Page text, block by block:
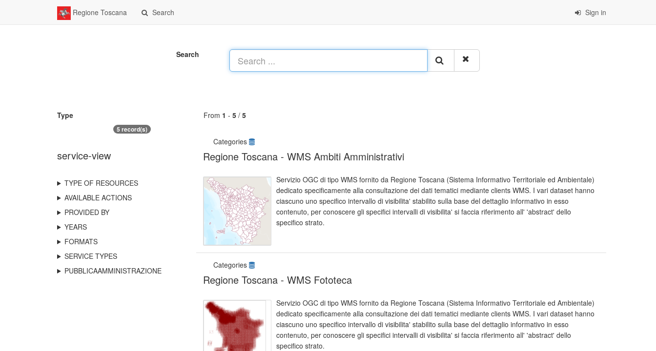
Regione Toscana Search Sign in
Search
Type
service-view
5 record(s)
TYPE OF RESOURCES
AVAILABLE ACTIONS
PROVIDED BY
YEARS
FORMATS
SERVICE TYPES
PUBBLICAAMMINISTRAZIONE
From 1 - 5 / 5
Categories
Regione Toscana - WMS Ambiti Amministrativi
Servizio OGC di tipo WMS fornito da Regione Toscana (Sistema Informativo Territoriale ed Ambientale)
dedicato specificamente alla consultazione dei dati tematici mediante clients WMS. I vari dataset hanno
ciascuno uno specifico intervallo di visibilita' stabilito sulla base del dettaglio informativo in esso
contenuto, per conoscere gli specifici intervalli di visibilita' si faccia riferimento all' 'abstract' dello
specifico strato.
Categories
Regione Toscana - WMS Fototeca
Servizio OGC di tipo WMS fornito da Regione Toscana (Sistema Informativo Territoriale ed Ambientale)
dedicato specificamente alla consultazione dei dati tematici mediante clients WMS. I vari dataset hanno
ciascuno uno specifico intervallo di visibilita' stabilito sulla base del dettaglio informativo in esso
contenuto, per conoscere gli specifici intervalli di visibilita' si faccia riferimento all' 'abstract' dello
specifico strato.